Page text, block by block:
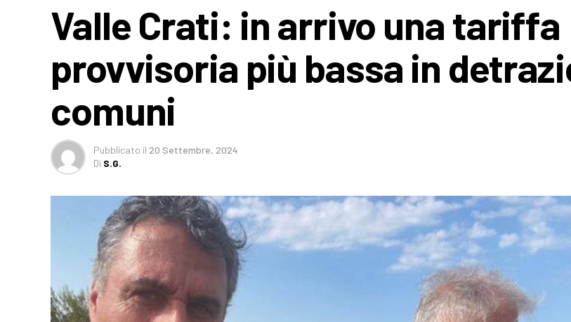
Valle Crati: in arrivo una tariffa
provvisoria più bassa in
comuni
Pubblicato il 20 Settembre, 2024
Di S.G.